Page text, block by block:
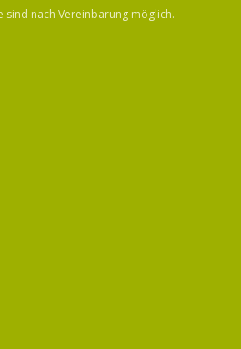
sind nach Vereinbarung möglich.